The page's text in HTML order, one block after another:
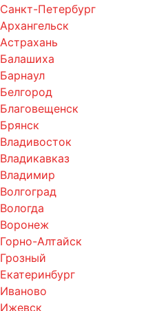
Санкт-Петербург
Архангельск
Астрахань
Балашиха
Барнаул
Белгород
Благовещенск
Брянск
Владивосток
Владикавказ
Владимир
Волгоград
Вологда
Воронеж
Горно-Алтайск
Грозный
Екатеринбург
Иваново
Ижевск